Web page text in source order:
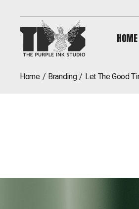
HOME
home Branding let the good